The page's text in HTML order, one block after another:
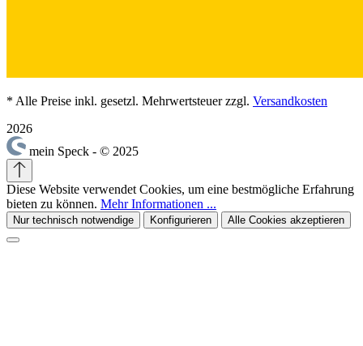
* Alle Preise inkl. gesetzl. Mehrwertsteuer zzgl. Versandkosten
2026
mein Speck - © 2025
Diese Website verwendet Cookies, um eine bestmögliche Erfahrung
bieten zu können. Mehr Informationen ...
Nur technisch notwendige Konfigurieren Alle Cookies akzeptieren